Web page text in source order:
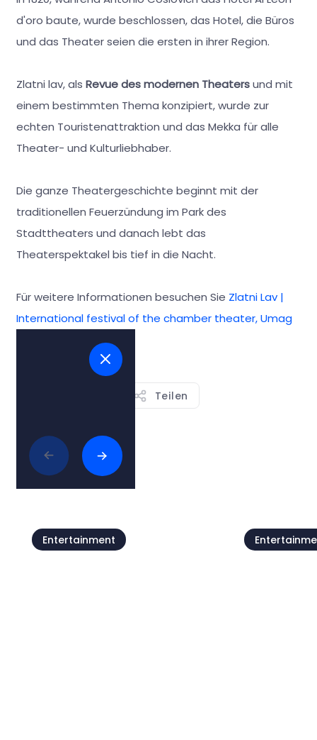
d'oro baute, wurde beschlossen, das Hotel, die Büros
und das Theater seien die ersten in ihrer Region.
Zlatni lav, als Revue des modernen Theatersund mit
einem bestimmten Thema konzipiert, wurde zur
echten Touristenattraktion und das Mekka für alle
Theater- und Kulturliebhaber.
Die ganze Theatergeschichte beginnt mit der
traditionellen Feuerzündung im Park des
Stadttheaters und danach lebt das
Theaterspektakel bis tief in die Nacht.
Für weitere Informationen besuchen Sie Zlatni Lav |
International festival of the chamber theater, Umag
Teilen
Entertainment